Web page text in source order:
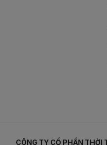
vải Trượt Hàn
A TOUCH OF
AUTUMN IN THE
CÔNG TY CỔ PHẦN THỜI